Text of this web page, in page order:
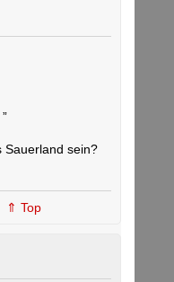
Sauerland sein?
⇑ Top